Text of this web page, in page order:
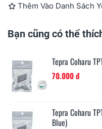
Thêm Vào Danh Sách
Bạn cũng có thể
Tepra Coharu
70.000 đ
Tepra Coharu
Blue)